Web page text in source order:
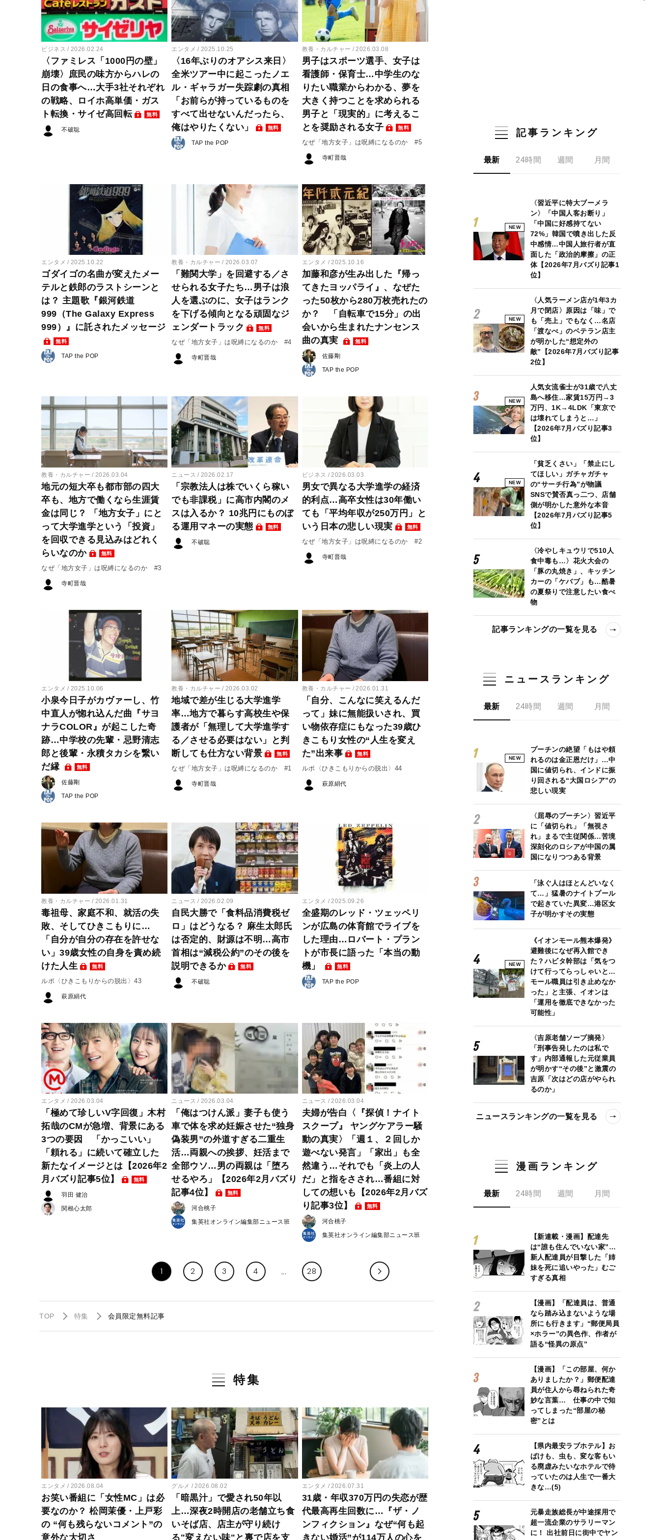
ビジネス 2026.02.24
〈ファミレス「1000円の壁」
崩壊〉庶民の味方からハレの
日の食事へ…大手3社それぞれ
の戦略、ロイホ高単価・ガス
ト転換・サイゼ高回転
無料
不破聡
エンタメ 2025.10.25
〈16年ぶりのオアシス来日〉
全米ツアー中に起こったノエ
ル・ギャラガー失踪劇の真相
「お前らが持っているものを
すべて出せないんだったら、
俺はやりたくない」
無料
TAP the POP
教養・カルチャー 2026.03.08
男子はスポーツ選手、女子は
看護師・保育士…中学生のな
りたい職業からわかる、夢を
大きく持つことを求められる
男子と「現実的」に考えるこ
とを奨励される女子
無料
なぜ「地方女子」は呪縛になるのか #5
寺町晋哉
エンタメ 2025.10.22
ゴダイゴの名曲が変えたメー
テルと鉄郎のラストシーンと
は？ 主題歌『銀河鉄道
999（The Galaxy Express
999）』に託されたメッセージ
無料
TAP the POP
教養・カルチャー 2026.03.07
「難関大学」を回避する／さ
せられる女子たち…男子は浪
人を選ぶのに、女子はランク
を下げる傾向となる頑固なジ
ェンダートラック
無料
なぜ「地方女子」は呪縛になるのか #4
寺町晋哉
エンタメ 2025.10.16
加藤和彦が生み出した『帰っ
てきたヨッパライ』、なぜた
った50枚から280万枚売れたの
か？ 「自転車で15分」の出
会いから生まれたナンセンス
曲の真実
無料
佐藤剛
TAP the POP
教養・カルチャー 2026.03.04
地元の短大卒も都市部の四大
卒も、地方で働くなら生涯賃
金は同じ？ 「地方女子」にと
って大学進学という「投資」
を回収できる見込みはどれく
らいなのか
無料
なぜ「地方女子」は呪縛になるのか #3
寺町晋哉
ニュース 2026.02.17
「宗教法人は株でいくら稼い
でも非課税」に高市内閣のメ
スは入るか？ 10兆円にものぼ
る運用マネーの実態
無料
不破聡
ビジネス 2026.03.03
男女で異なる大学進学の経済
的利点…高卒女性は30年働い
ても「平均年収が250万円」と
いう日本の悲しい現実
無料
なぜ「地方女子」は呪縛になるのか #2
寺町晋哉
エンタメ 2025.10.06
小泉今日子がカヴァーし、竹
中直人が惚れ込んだ曲『サヨ
ナラCOLOR』が起こした奇
跡…中学校の先輩・忌野清志
郎と後輩・永積タカシを繋い
だ縁
無料
佐藤剛
TAP the POP
教養・カルチャー 2026.03.02
地域で差が生じる大学進学
率…地方で暮らす高校生や保
護者が「無理して大学進学す
る／させる必要はない」と判
断しても仕方ない背景
無料
なぜ「地方女子」は呪縛になるのか #1
寺町晋哉
教養・カルチャー 2026.01.31
「自分、こんなに笑えるんだ
って」妹に無能扱いされ、買
い物依存症にもなった39歳ひ
きこもり女性の“人生を変え
た”出来事
無料
ルポ〈ひきこもりからの脱出〉44
萩原絹代
教養・カルチャー 2026.01.31
毒祖母、家庭不和、就活の失
敗、そしてひきこもりに…
「自分が自分の存在を許せな
い」39歳女性の自身を責め続
けた人生
無料
ルポ〈ひきこもりからの脱出〉43
萩原絹代
ニュース 2026.02.09
自民大勝で「食料品消費税ゼ
ロ」はどうなる？ 麻生太郎氏
は否定的、財源は不明…高市
首相は“減税公約”のその後を
説明できるか
無料
不破聡
エンタメ 2025.09.26
全盛期のレッド・ツェッペリ
ンが広島の体育館でライブを
した理由…ロバート・プラン
トが市長に語った「本当の動
機」
無料
TAP the POP
エンタメ 2026.03.04
「極めて珍しいV字回復」木村
拓哉のCMが急増、背景にある
3つの要因 「かっこいい」
「頼れる」に続いて確立した
新たなイメージとは【2026年2
月バズり記事5位】
無料
羽田 健治
関根心太郎
ニュース 2026.03.04
「俺はつけん派」妻子も使う
車で体を求め妊娠させた“独身
偽装男”の外道すぎる二重生
活…両親への挨拶、妊活まで
全部ウソ…男の両親は「堕ろ
せるやろ」【2026年2月バズり
記事4位】
無料
河合桃子
集英社オンライン編集部ニュース班
ニュース 2026.03.04
夫婦が告白〈『探偵！ナイト
スクープ』 ヤングケアラー騒
動の真実〉「週１、２回しか
遊べない発言」「家出」も全
然違う…それでも「炎上の人
だ」と指をさされ…番組に対
しての想いも【2026年2月バズ
り記事3位】
無料
河合桃子
集英社オンライン編集部ニュース班
1 2 3 4 28
TOP 特集 会員限定無料記事
特集
エンタメ 2026.08.04
お笑い番組に「女性MC」は必
要なのか？ 松岡茉優・上戸彩
の “何も残らないコメント”の
意外な大切さ
グルメ 2026.08.02
「暗黒汁」で愛され50年以
上…深夜2時開店の老舗立ち食
いそば店、店主が守り続け
る"変えない味"と裏で店を支
エンタメ 2026.07.31
31歳・年収370万円の失恋が歴
代最高再生回数に…『ザ・ノ
ンフィクション』なぜ“何も起
きない婚活”が114万人の心を
記事ランキング
最新 24時間 週間 月間
NEW
〈習近平に特大ブーメラ
ン〉「中国人客お断り」
「中国に好感持てない
72%」韓国で噴き出した反
中感情…中国人旅行者が直
面した「政治的摩擦」の正
体【2026年7月バズり記事1
位】
NEW
〈人気ラーメン店が1年3カ
月で閉店〉原因は「味」で
も「売上」でもなく…名店
「渡なべ」のベテラン店主
が明かした“想定外の
敵”【2026年7月バズり記事
2位】
NEW
人気女流雀士が31歳で八丈
島へ移住…家賃15万円→3
万円、1K→4LDK「東京で
は壊れてしまうと…」
【2026年7月バズり記事3
位】
NEW
「貧乏くさい」「禁止にし
てほしい」ガチャガチャ
の“サーチ行為”が物議
SNSで賛否真っ二つ、店舗
側が明かした意外な本音
【2026年7月バズり記事5
位】
〈冷やしキュウリで510人
食中毒も…〉花火大会の
「豚の丸焼き」、キッチン
カーの「ケバブ」も…酷暑
の夏祭りで注意したい食べ
物
記事ランキングの一覧を見る
ニュースランキング
最新 24時間 週間 月間
NEW
プーチンの絶望「もはや頼
れるのは金正恩だけ」…中
国に値切られ、インドに振
り回される“大国ロシア”の
悲しい現実
〈屈辱のプーチン〉習近平
に「値切られ」「無視さ
れ」まるで主従関係…苦境
深刻化のロシアが中国の属
国になりつつある背景
「泳ぐ人はほとんどいなく
て…」猛暑のナイトプール
で起きていた異変…港区女
子が明かすその実態
NEW
《イオンモール熊本爆発》
避難後になぜ再入館でき
た？ハビタ幹部は「気をつ
けて行ってらっしゃいと…
モール職員は引き止めなか
った」と主張、イオンは
「運用を徹底できなかった
可能性」
〈吉原老舗ソープ摘発〉
「刑事告発したのは私で
す」内部通報した元従業員
が明かす“その後”と激震の
吉原「次はどの店がやられ
るのか」
ニュースランキングの一覧を見る
漫画ランキング
最新 24時間 週間 月間
【新連載・漫画】配達先
は“誰も住んでいない家”…
新人配達員が目撃した「姉
妹を死に追いやった」むご
すぎる真相
【漫画】「配達員は、普通
なら踏み込まないような場
所にも行きます」“郵便局員
×ホラー”の異色作、作者が
語る“怪異の原点”
【漫画】「この部屋、何か
ありましたか？」郵便配達
員が住人から尋ねられた奇
妙な言葉… 仕事の中で知
ってしまった“部屋の秘
密”とは
【県内最安ラブホテル】お
ばけも、虫も、変な客もい
る廃虚みたいなホテルで待
っていたのは人生で一番大
きな…(5)
元暴走族総長が中途採用で
超一流企業のサラリーマン
に！ 出社前日に街中でヤン